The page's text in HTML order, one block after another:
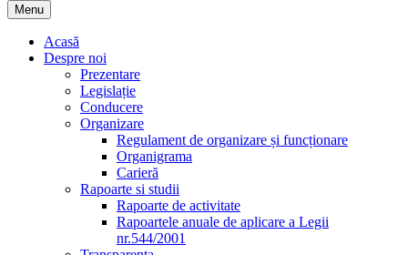
Menu
Acasă
Despre noi
Prezentare
Legislație
Conducere
Organizare
Regulament de organizare și funcționare
Organigrama
Carieră
Rapoarte si studii
Rapoarte de activitate
Rapoartele anuale de aplicare a Legii
nr.544/2001